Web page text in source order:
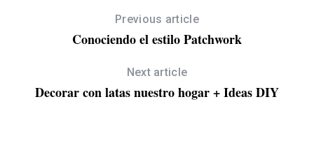
Previous article
Conociendo el estilo Patchwork
Next article
Decorar con latas nuestro hogar + Ideas DIY